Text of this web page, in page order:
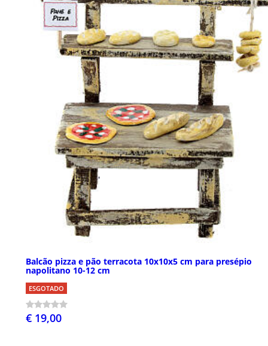
Balcão pizza e pão terracota 10x10x5 cm para presépio
napolitano 10-12 cm
ESGOTADO
€ 19,00